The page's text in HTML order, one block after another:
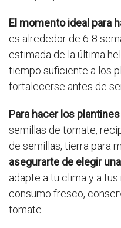
El momento ideal para
es alrededor de 6-8
estimada de la última
tiempo suficiente a los
fortalecerse antes de
Para hacer los
semillas de tomate,
de semillas, tierra para
asegurarte de elegir
adapte a tu clima y a
consumo fresco,
tomate.